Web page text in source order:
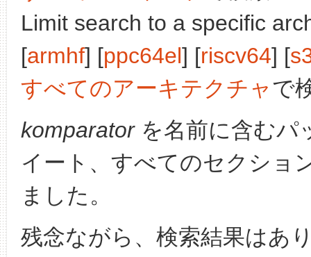
Limit search to a specific
[armhf] [ppc64el] [riscv64] [
すべてのアーキテクチャで
komparatorを名前に含むパ
イート、すべてのセクショ
ました。
残念ながら、検索結果はあ